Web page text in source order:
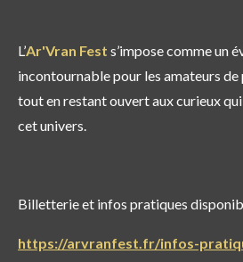
L’Ar'Vran Fest s’impose comme un
incontournable pour les amateurs
tout en restant ouvert aux curieux
cet univers.
Billetterie et infos pratiques
https://arvranfest.fr/infos-